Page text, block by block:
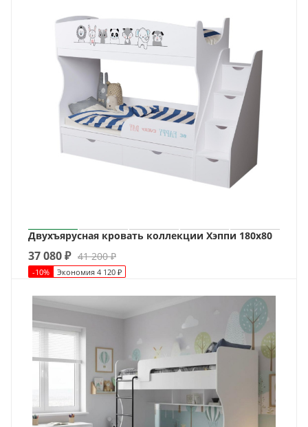
Двухъярусная кровать коллекции Хэппи 180х80
37 080₽ 41 200₽
-10% Экономия 4 120 ₽